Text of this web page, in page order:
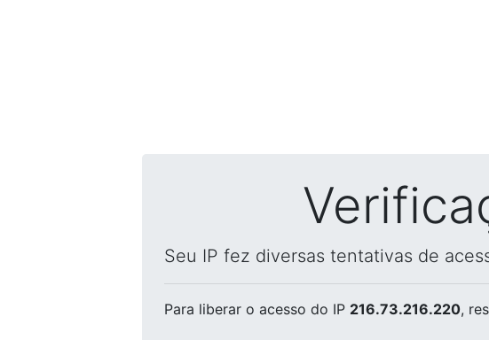
Seu IP fez diversas tentativas de
Para liberar o acesso do IP 216.73.216.220,